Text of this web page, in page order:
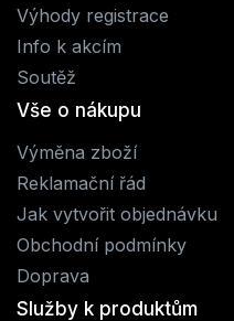
Výhody registrace
Info k akcím
Soutěž
Vše o nákupu
Výměna zboží
Reklamační řád
Jak vytvořit objednávku
Obchodní podmínky
Doprava
Služby k produktům